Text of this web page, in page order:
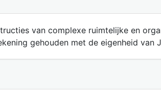
van complexe ruimtelijke en
gehouden met de eigenheid van